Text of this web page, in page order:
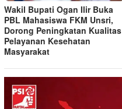
Wakil Bupati Ogan Ilir Buka
PBL Mahasiswa FKM Unsri,
Dorong Peningkatan Kualitas
Pelayanan Kesehatan
Masyarakat